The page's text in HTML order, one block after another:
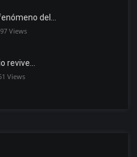
del…
Views
revive…
Views